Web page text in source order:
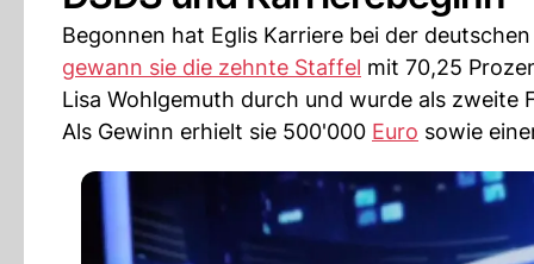
Begonnen hat Eglis Karriere bei der
gewann sie die zehnte Staffel mit 70,25
Lisa Wohlgemuth durch und wurde als zweite
Als Gewinn erhielt sie 500'000 Euro sowie